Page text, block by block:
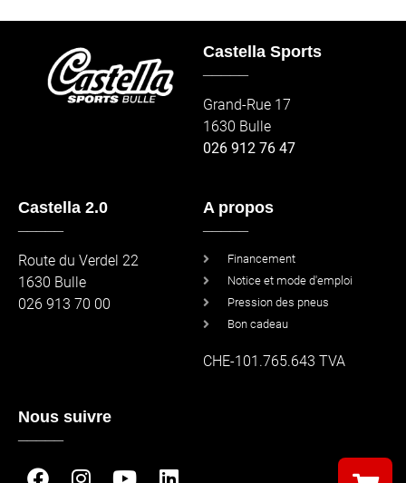
Castella Sports
Grand-Rue 17
1630 Bulle
026 912 76 47
Castella 2.0
Route du Verdel 22
1630 Bulle
026 913 70 00
A propos
Financement
Notice et mode d'emploi
Pression des pneus
Bon cadeau
CHE-101.765.643 TVA
Nous suivre